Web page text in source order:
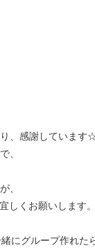
、感謝しています
、
、
しくお願いします。
にグループ作れた